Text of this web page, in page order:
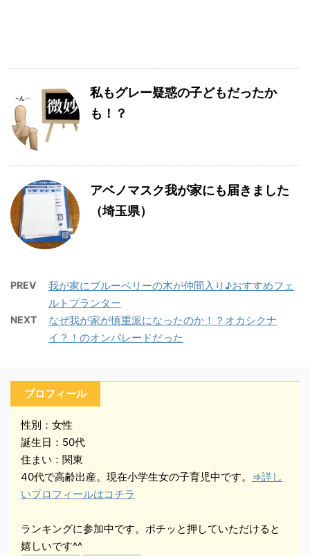
私もグレー疑惑の子どもだったか
も！？
アベノマスク我が家にも届きました
（埼玉県）
PREV
我が家にブルーベリーの木が仲間入り♪おすすめフェ
ルトプランター
NEXT
なぜ我が家が慎重派になったのか！？オカシクナ
イ？！のオンパレードだった
プロフィール
性別：女性
誕生日：50代
住まい：関東
40代で高齢出産。現在小学生女の子育児中です。 ⇒詳し
いプロフィールはコチラ
ランキングに参加中です。ポチッと押していただけると
嬉しいです^^